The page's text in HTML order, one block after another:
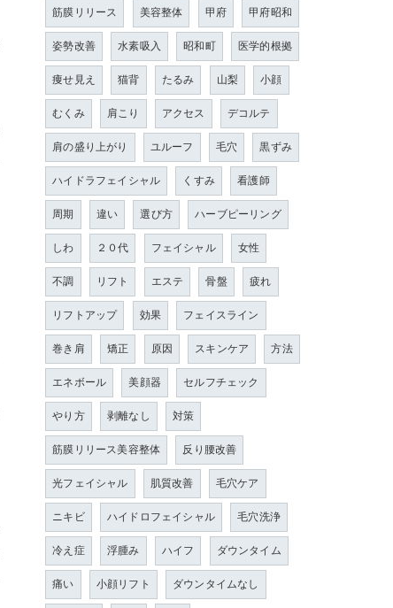
筋膜リリース 美容整体 甲府 甲府昭和
姿勢改善 水素吸入 昭和町 医学的根拠
痩せ見え 猫背 たるみ 山梨 小顔
むくみ 肩こり アクセス デコルテ
肩の盛り上がり ユルーフ 毛穴 黒ずみ
ハイドラフェイシャル くすみ 看護師
周期 違い 選び方 ハーブピーリング
しわ ２０代 フェイシャル 女性
不調 リフト エステ 骨盤 疲れ
リフトアップ 効果 フェイスライン
巻き肩 矯正 原因 スキンケア 方法
エネボール 美顔器 セルフチェック
やり方 剥離なし 対策
筋膜リリース美容整体 反り腰改善
光フェイシャル 肌質改善 毛穴ケア
ニキビ ハイドロフェイシャル 毛穴洗浄
冷え症 浮腫み ハイフ ダウンタイム
痛い 小顔リフト ダウンタイムなし